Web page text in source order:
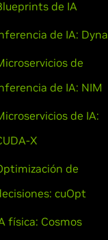
de IA
de IA:
de
de IA: NIM
de IA:
X
de
cuOpt
física: Cosmos